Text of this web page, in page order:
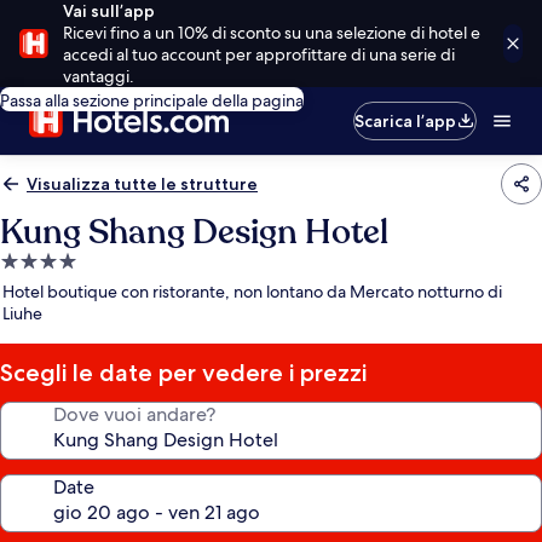
Vai sull’app
Ricevi fino a un 10% di sconto su una selezione di hotel e
accedi al tuo account per approfittare di una serie di
vantaggi.
Passa alla sezione principale della pagina
Scarica l’app
Visualizza tutte le strutture
Kung Shang Design Hotel
Struttura
a
4.0
stelle
Hotel boutique con ristorante, non lontano da Mercato notturno di
Liuhe
Scegli le date per vedere i prezzi
Dove vuoi andare?
Date